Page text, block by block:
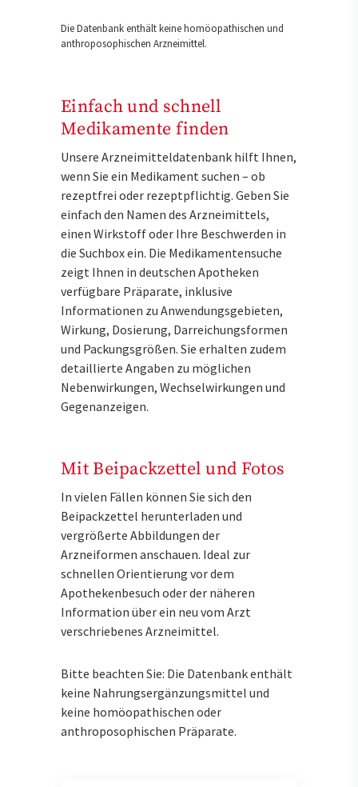
Die Datenbank enthält keine homöopathischen und
anthroposophischen Arzneimittel.
Einfach und schnell
Medikamente finden
Unsere Arzneimitteldatenbank hilft Ihnen,
wenn Sie ein Medikament suchen – ob
rezeptfrei oder rezeptpflichtig. Geben Sie
einfach den Namen des Arzneimittels,
einen Wirkstoff oder Ihre Beschwerden in
die Suchbox ein. Die Medikamentensuche
zeigt Ihnen in deutschen Apotheken
verfügbare Präparate, inklusive
Informationen zu Anwendungsgebieten,
Wirkung, Dosierung, Darreichungsformen
und Packungsgrößen. Sie erhalten zudem
detaillierte Angaben zu möglichen
Nebenwirkungen, Wechselwirkungen und
Gegenanzeigen.
Mit Beipackzettel und Fotos
In vielen Fällen können Sie sich den
Beipackzettel herunterladen und
vergrößerte Abbildungen der
Arzneiformen anschauen. Ideal zur
schnellen Orientierung vor dem
Apothekenbesuch oder der näheren
Information über ein neu vom Arzt
verschriebenes Arzneimittel.
Bitte beachten Sie: Die Datenbank enthält
keine Nahrungsergänzungsmittel und
keine homöopathischen oder
anthroposophischen Präparate.